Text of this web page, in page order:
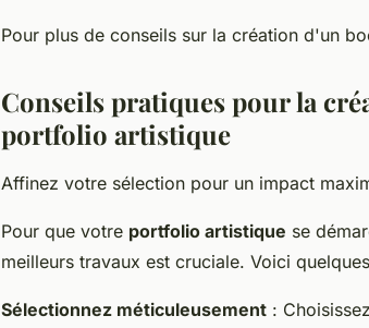
Pour plus de conseils sur la création d'un
Conseils pratiques pour la
portfolio artistique
Affinez votre sélection pour un impact
Pour que votre portfolio artistique se
meilleurs travaux est cruciale. Voici
Sélectionnez méticuleusement :